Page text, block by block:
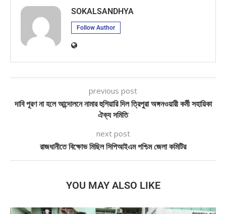
SOKALSANDHYA
Follow Author
previous post
দাবি পূরণ না হলে আন্দোলনে নামার হুশিয়ারি দিল ত্রিপুরা অঙ্গনওয়ারী কর্মী সহায়িকা
ঐক্য সমিতি
next post
রাজধানীতে বিক্ষোভ মিছিল সিপিআইএম পশ্চিম জেলা কমিটির
YOU MAY ALSO LIKE